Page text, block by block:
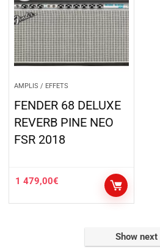
AMPLIS / EFFETS
FENDER 68 DELUXE
REVERB PINE NEO
FSR 2018
1 479,00€
Show next